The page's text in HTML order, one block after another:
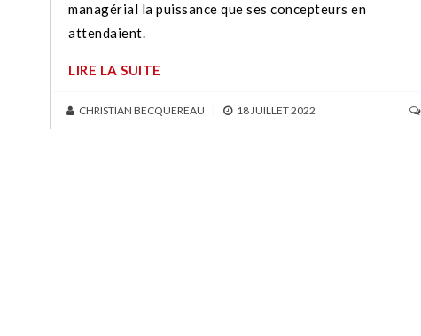
managérial la puissance que ses concepteurs en
attendaient.
LIRE LA SUITE
CHRISTIAN BECQUEREAU 18 JUILLET 2022